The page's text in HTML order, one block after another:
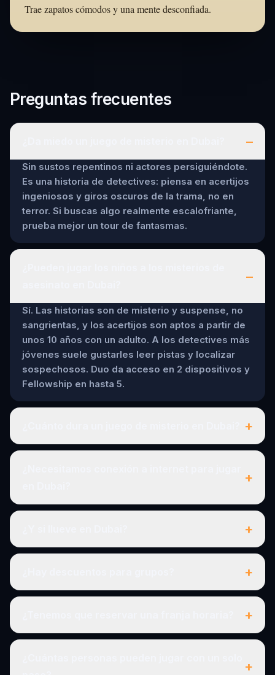
Trae zapatos cómodos y una mente desconfiada.
Preguntas frecuentes
–
Sin sustos repentinos ni actores persiguiéndote.
Es una historia de detectives: piensa en acertijos
ingeniosos y giros oscuros de la trama, no en
terror. Si buscas algo realmente escalofriante,
prueba mejor un tour de fantasmas.
–
Sí. Las historias son de misterio y suspense, no
sangrientas, y los acertijos son aptos a partir de
unos 10 años con un adulto. A los detectives más
jóvenes suele gustarles leer pistas y localizar
sospechosos. Duo da acceso en 2 dispositivos y
Fellowship en hasta 5.
+
+
+
+
+
+